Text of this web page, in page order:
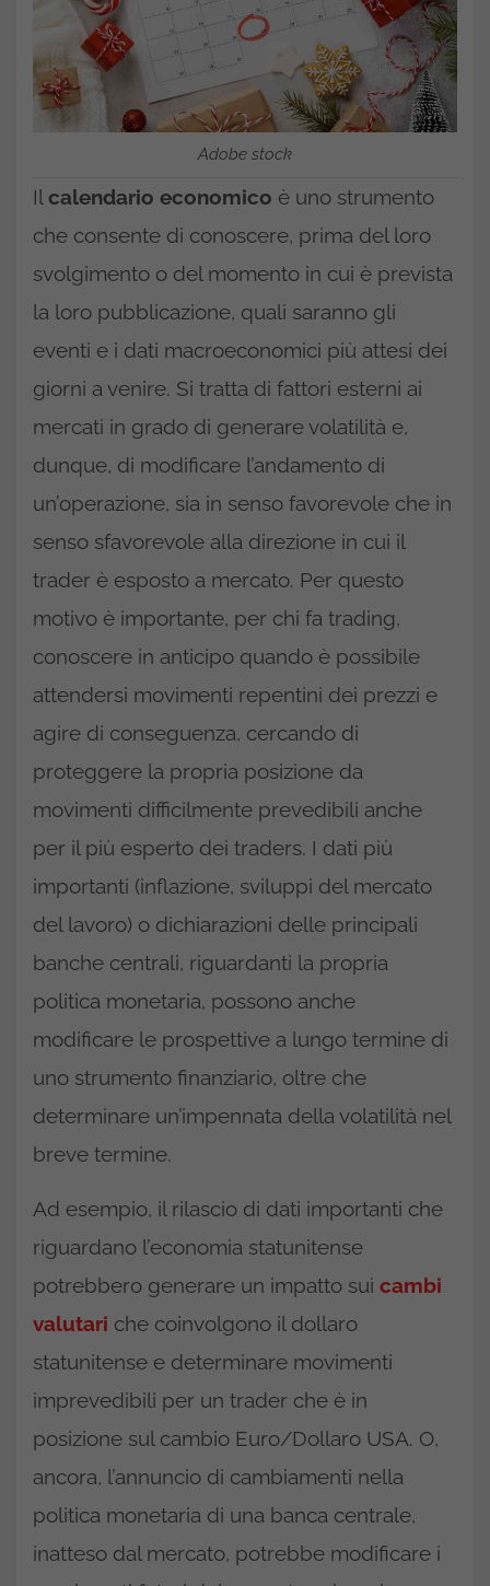
Adobe stock
Il calendario economico è uno strumento
che consente di conoscere, prima del loro
svolgimento o del momento in cui è prevista
la loro pubblicazione, quali saranno gli
eventi e i dati macroeconomici più attesi dei
giorni a venire. Si tratta di fattori esterni ai
mercati in grado di generare volatilità e,
dunque, di modificare l’andamento di
un’operazione, sia in senso favorevole che in
senso sfavorevole alla direzione in cui il
trader è esposto a mercato. Per questo
motivo è importante, per chi fa trading,
conoscere in anticipo quando è possibile
attendersi movimenti repentini dei prezzi e
agire di conseguenza, cercando di
proteggere la propria posizione da
movimenti difficilmente prevedibili anche
per il più esperto dei traders. I dati più
importanti (inflazione, sviluppi del mercato
del lavoro) o dichiarazioni delle principali
banche centrali, riguardanti la propria
politica monetaria, possono anche
modificare le prospettive a lungo termine di
uno strumento finanziario, oltre che
determinare un’impennata della volatilità nel
breve termine.
Ad esempio, il rilascio di dati importanti che
riguardano l’economia statunitense
potrebbero generare un impatto sui cambi
valutari che coinvolgono il dollaro
statunitense e determinare movimenti
imprevedibili per un trader che è in
posizione sul cambio Euro/Dollaro USA. O,
ancora, l’annuncio di cambiamenti nella
politica monetaria di una banca centrale,
inatteso dal mercato, potrebbe modificare i